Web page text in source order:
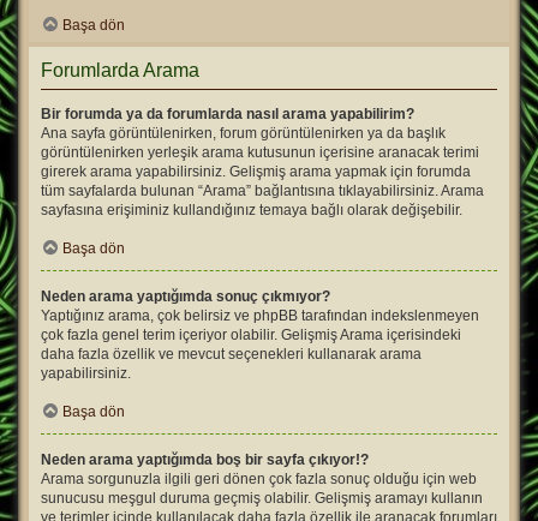
Başa dön
Forumlarda Arama
Bir forumda ya da forumlarda nasıl arama yapabilirim?
Ana sayfa görüntülenirken, forum görüntülenirken ya da başlık
görüntülenirken yerleşik arama kutusunun içerisine aranacak terimi
girerek arama yapabilirsiniz. Gelişmiş arama yapmak için forumda
tüm sayfalarda bulunan “Arama” bağlantısına tıklayabilirsiniz. Arama
sayfasına erişiminiz kullandığınız temaya bağlı olarak değişebilir.
Başa dön
Neden arama yaptığımda sonuç çıkmıyor?
Yaptığınız arama, çok belirsiz ve phpBB tarafından indekslenmeyen
çok fazla genel terim içeriyor olabilir. Gelişmiş Arama içerisindeki
daha fazla özellik ve mevcut seçenekleri kullanarak arama
yapabilirsiniz.
Başa dön
Neden arama yaptığımda boş bir sayfa çıkıyor!?
Arama sorgunuzla ilgili geri dönen çok fazla sonuç olduğu için web
sunucusu meşgul duruma geçmiş olabilir. Gelişmiş aramayı kullanın
ve terimler içinde kullanılacak daha fazla özellik ile aranacak forumları